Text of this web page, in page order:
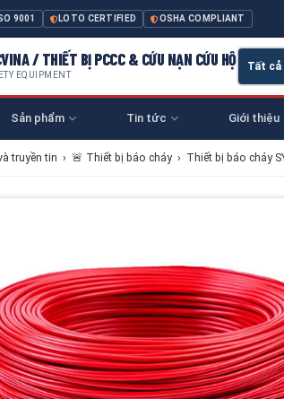
9001 LOTO CERTIFIED OSHA COMPLIANT
/ THIẾT BỊ PCCC & CỨU NẠN CỨU HỘ
EQUIPMENT
Sản phẩm Tin tức Giới thiệu
truyền tin › 🚨 Thiết bị báo cháy › Thiết bị báo cháy